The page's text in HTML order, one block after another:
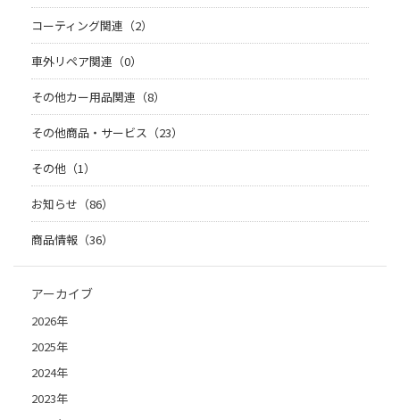
コーティング関連（2）
車外リペア関連（0）
その他カー用品関連（8）
その他商品・サービス（23）
その他（1）
お知らせ（86）
商品情報（36）
アーカイブ
2026年
2025年
2024年
2023年